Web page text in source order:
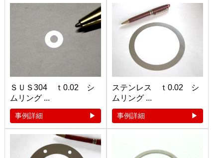
ＳＵＳ304 ｔ0.02 シ
ムリング ...
事例詳細
ステンレス ｔ0.02 シ
ムリング ...
事例詳細